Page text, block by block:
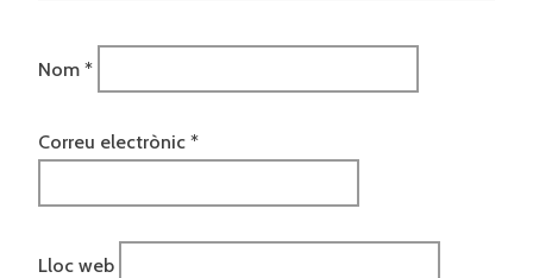
Nom *
Correu electrònic *
Lloc web